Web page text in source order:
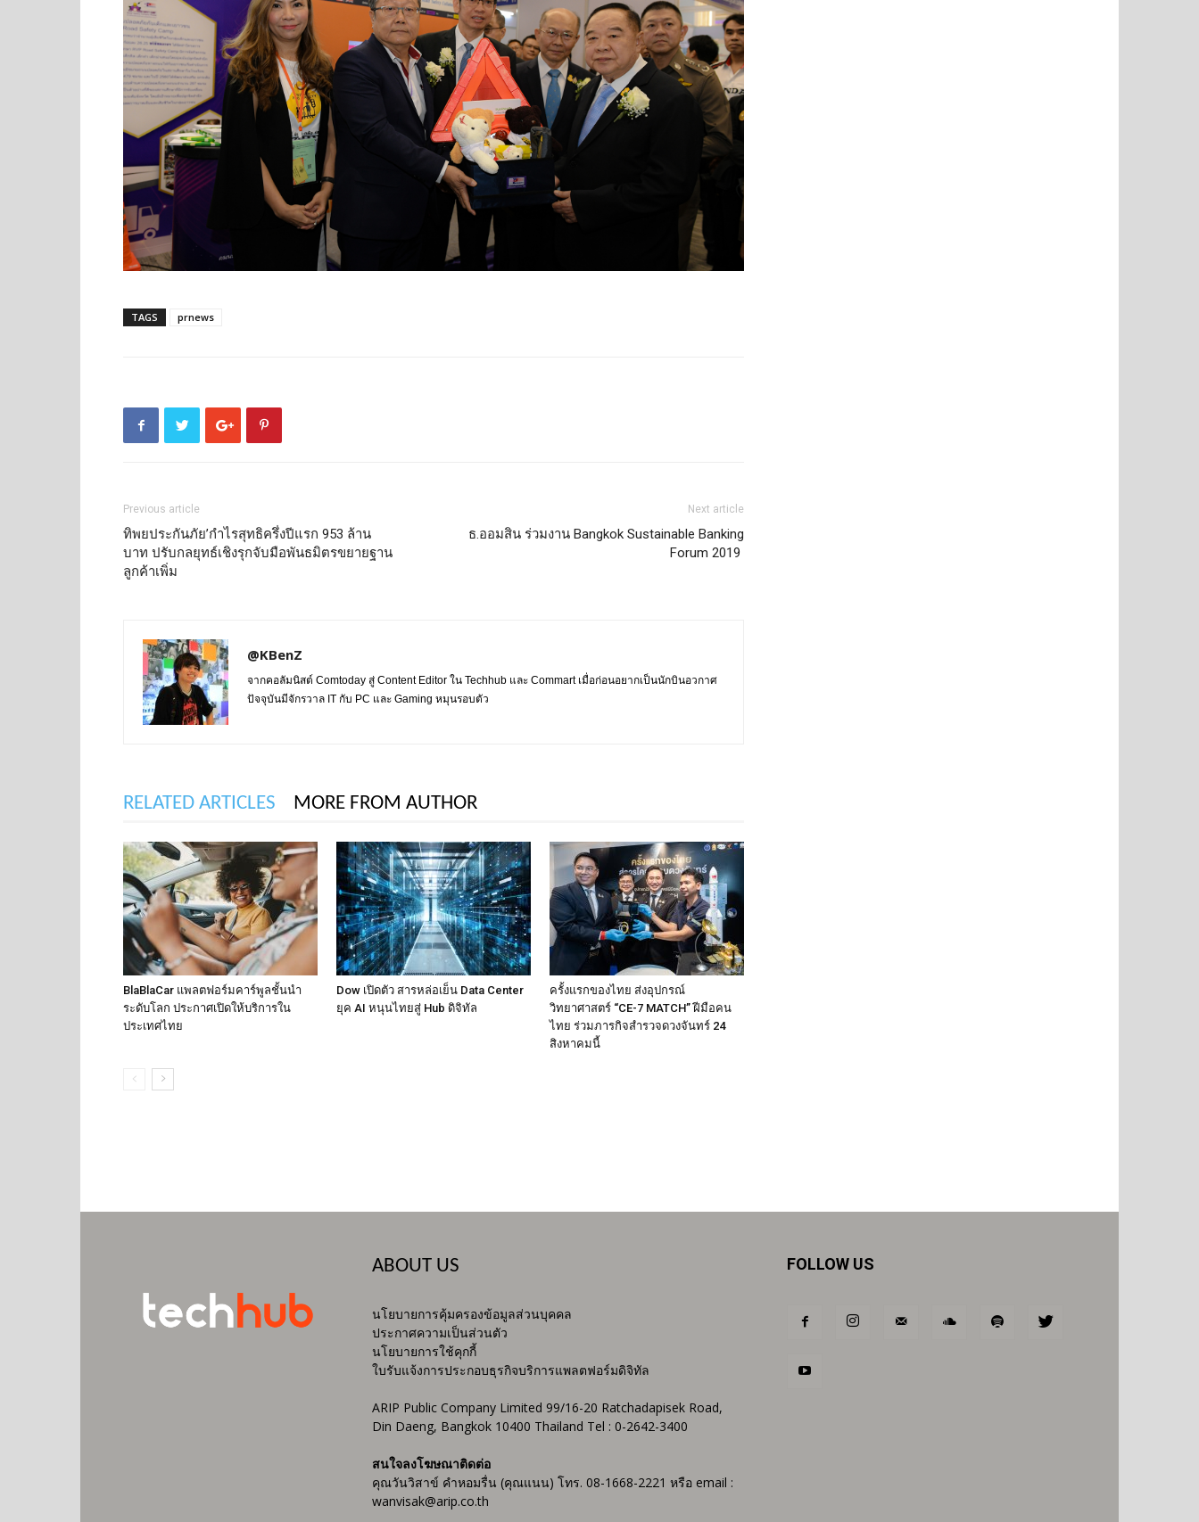
TAGS prnews
Previous article
ทิพยประกันภัย’กำไรสุทธิครึ่งปีแรก 953 ล้าน
บาท ปรับกลยุทธ์เชิงรุกจับมือพันธมิตรขยายฐาน
ลูกค้าเพิ่ม
Next article
ธ.ออมสิน ร่วมงาน Bangkok Sustainable Banking
Forum 2019
@KBenZ
จากคอลัมนิสต์ Comtoday สู่ Content Editor ใน Techhub และ Commart เมื่อก่อนอยากเป็นนักบินอวกาศ
ปัจจุบันมีจักรวาล IT กับ PC และ Gaming หมุนรอบตัว
RELATED ARTICLES MORE FROM AUTHOR
BlaBlaCar แพลตฟอร์มคาร์พูลชั้นนำ
ระดับโลก ประกาศเปิดให้บริการใน
ประเทศไทย
Dow เปิดตัว สารหล่อเย็น Data Center
ยุค AI หนุนไทยสู่ Hub ดิจิทัล
ครั้งแรกของไทย ส่งอุปกรณ์
วิทยาศาสตร์ “CE-7 MATCH” ฝีมือคน
ไทย ร่วมภารกิจสำรวจดวงจันทร์ 24
สิงหาคมนี้
ABOUT US
นโยบายการคุ้มครองข้อมูลส่วนบุคคล
ประกาศความเป็นส่วนตัว
นโยบายการใช้คุกกี้
ใบรับแจ้งการประกอบธุรกิจบริการแพลตฟอร์มดิจิทัล
ARIP Public Company Limited 99/16-20 Ratchadapisek Road,
Din Daeng, Bangkok 10400 Thailand Tel : 0-2642-3400
สนใจลงโฆษณาติดต่อ
คุณวันวิสาข์ คำหอมรื่น (คุณแนน) โทร. 08-1668-2221 หรือ email :
wanvisak@arip.co.th
FOLLOW US